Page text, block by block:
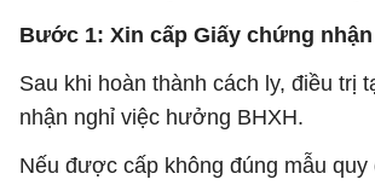
Bước 1: Xin cấp Giấy chứng
Sau khi hoàn thành cách ly, điều trị
nhận nghỉ việc hưởng BHXH.
Nếu được cấp không đúng mẫu